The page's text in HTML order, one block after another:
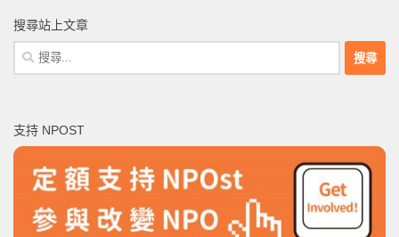
搜尋站上文章
搜
尋
字:
支持 NPOST